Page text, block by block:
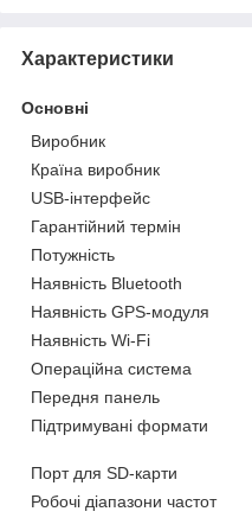
Характеристики
Основні
Виробник
Країна виробник
USB-інтерфейс
Гарантійний термін
Потужність
Наявність Bluetooth
Наявність GPS-модуля
Наявність Wi-Fi
Операційна система
Передня панель
Підтримувані формати
Порт для SD-карти
Робочі діапазони частот